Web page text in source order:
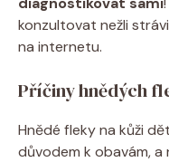
konzultovat nežli
na internetu.
Příčiny hnědých
Hnědé fleky na kůži
důvodem k obavám, a